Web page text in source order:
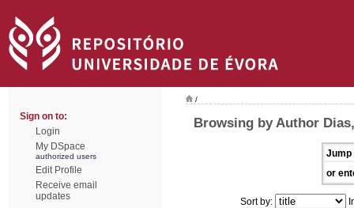
Sign on to:
Login
My DSpace
authorized users
Edit Profile
Receive email
updates
/
Browsing by Author
Jump
or
Sort by: